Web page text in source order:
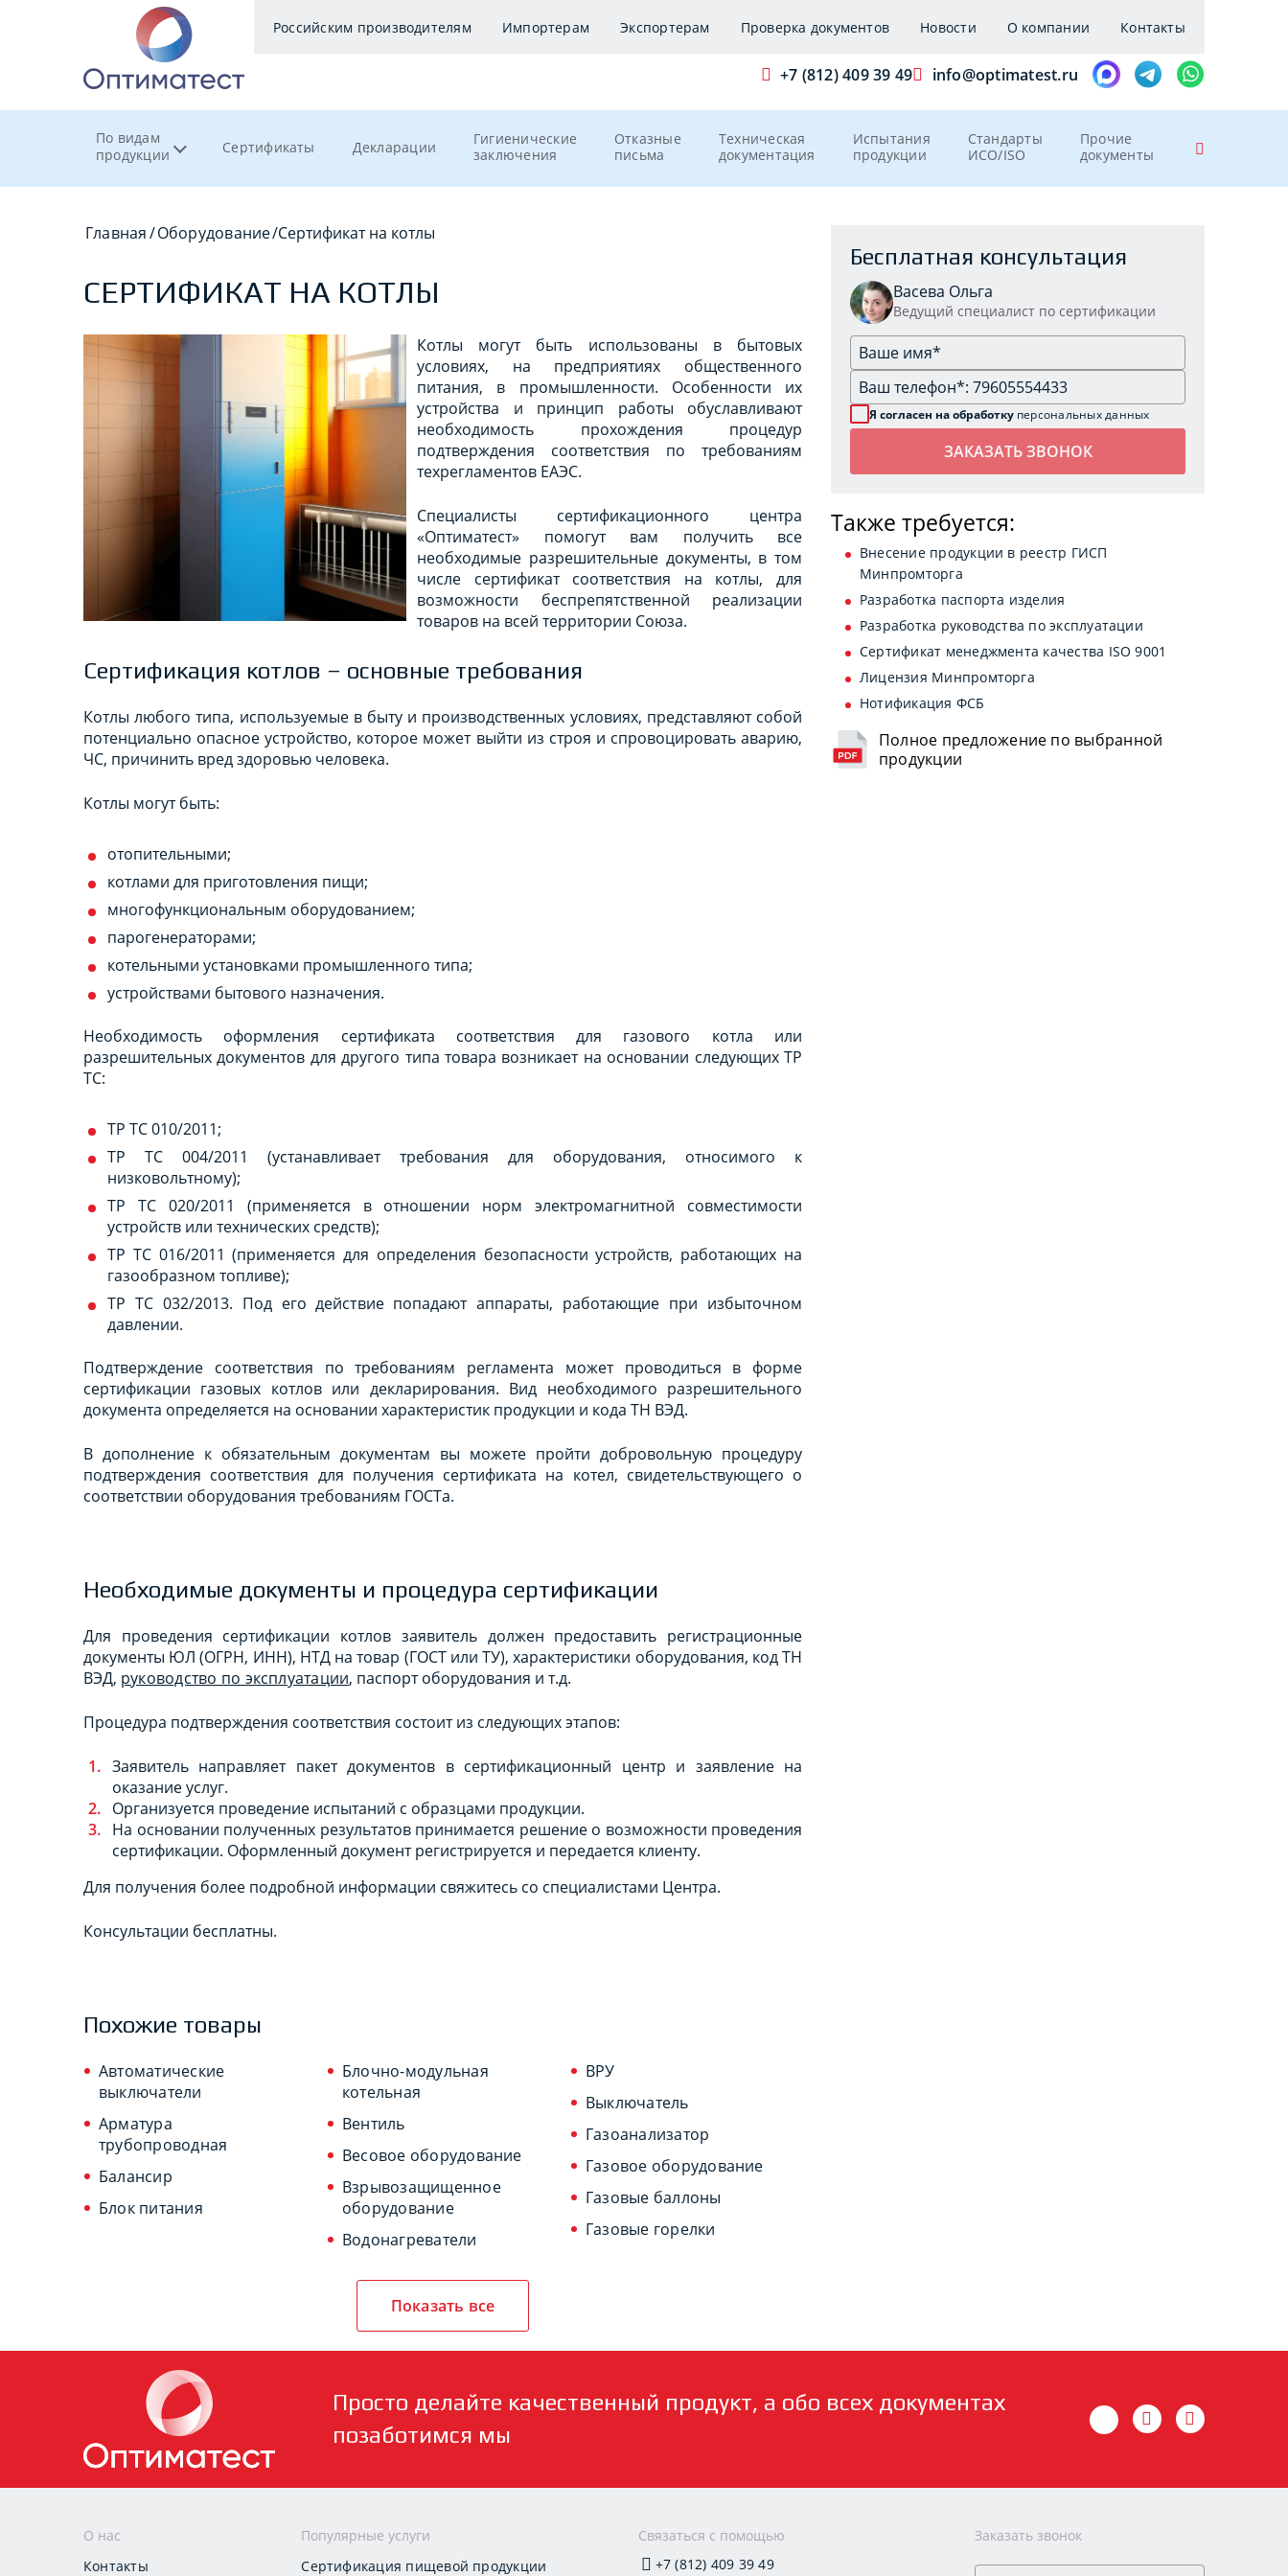
Российским производителям Импортерам Экспортерам Проверка документов Новости О компании Контакты
+7 (812) 409 39 49 info@optimatest.ru
По видам
продукции
Сертификаты Декларации
Гигиенические
заключения
Отказные
письма
Техническая
документация
Испытания
продукции
Стандарты
ИСО/ISO
Прочие
документы
Главная/Оборудование/Сертификат на котлы
СЕРТИФИКАТ НА КОТЛЫ
Котлы могут быть использованы в бытовых
условиях, на предприятиях общественного
питания, в промышленности. Особенности их
устройства и принцип работы обуславливают
необходимость прохождения процедур
подтверждения соответствия по требованиям
техрегламентов ЕАЭС.
Специалисты сертификационного центра
«Оптиматест» помогут вам получить все
необходимые разрешительные документы, в том
числе сертификат соответствия на котлы, для
возможности беспрепятственной реализации
товаров на всей территории Союза.
Сертификация котлов – основные требования
Котлы любого типа, используемые в быту и производственных условиях, представляют собой
потенциально опасное устройство, которое может выйти из строя и спровоцировать аварию,
ЧС, причинить вред здоровью человека.
Котлы могут быть:
отопительными;
котлами для приготовления пищи;
многофункциональным оборудованием;
парогенераторами;
котельными установками промышленного типа;
устройствами бытового назначения.
Необходимость оформления сертификата соответствия для газового котла или
разрешительных документов для другого типа товара возникает на основании следующих ТР
ТС:
ТР ТС 010/2011;
ТР ТС 004/2011 (устанавливает требования для оборудования, относимого к
низковольтному);
ТР ТС 020/2011 (применяется в отношении норм электромагнитной совместимости
устройств или технических средств);
ТР ТС 016/2011 (применяется для определения безопасности устройств, работающих на
газообразном топливе);
ТР ТС 032/2013. Под его действие попадают аппараты, работающие при избыточном
давлении.
Подтверждение соответствия по требованиям регламента может проводиться в форме
сертификации газовых котлов или декларирования. Вид необходимого разрешительного
документа определяется на основании характеристик продукции и кода ТН ВЭД.
В дополнение к обязательным документам вы можете пройти добровольную процедуру
подтверждения соответствия для получения сертификата на котел, свидетельствующего о
соответствии оборудования требованиям ГОСТа.
Необходимые документы и процедура сертификации
Для проведения сертификации котлов заявитель должен предоставить регистрационные
документы ЮЛ (ОГРН, ИНН), НТД на товар (ГОСТ или ТУ), характеристики оборудования, код ТН
ВЭД, руководство по эксплуатации, паспорт оборудования и т.д.
Процедура подтверждения соответствия состоит из следующих этапов:
Заявитель направляет пакет документов в сертификационный центр и заявление на
оказание услуг.
Организуется проведение испытаний с образцами продукции.
На основании полученных результатов принимается решение о возможности проведения
сертификации. Оформленный документ регистрируется и передается клиенту.
Для получения более подробной информации свяжитесь со специалистами Центра.
Консультации бесплатны.
Похожие товары
Автоматические
выключатели
Арматура
трубопроводная
Балансир
Блок питания
Блочно-модульная
котельная
Вентиль
Весовое оборудование
Взрывозащищенное
оборудование
Водонагреватели
ВРУ
Выключатель
Газоанализатор
Газовое оборудование
Газовые баллоны
Газовые горелки
Показать все
Бесплатная консультация
Васева Ольга
Ведущий специалист по сертификации
Я согласен на обработку персональных данных
Также требуется:
Внесение продукции в реестр ГИСП
Минпромторга
Разработка паспорта изделия
Разработка руководства по эксплуатации
Сертификат менеджмента качества ISO 9001
Лицензия Минпромторга
Нотификация ФСБ
Полное предложение по выбранной
продукции
Просто делайте качественный продукт, а обо всех документах
позаботимся мы
О нас
Контакты
Популярные услуги
Сертификация пищевой продукции
Связаться с помощью
+7 (812) 409 39 49
Заказать звонок